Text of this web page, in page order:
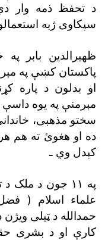
د تحفظ ذمه وار
سپکاوى ژبه
ظهيرالدين بابر
پاکستان کښې په
او بدلون د پاره
مېرمنې په يوه
سختو مذهبى،
ده او هغوئ ته هم
کېدل وي ـ
په ١١ جون د
علماء اسلام (
حمدالله د ټيلى
کارې او د بشرى